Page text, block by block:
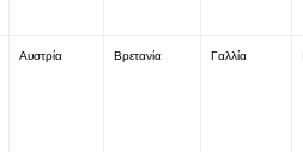
Αυστρία Βρετανία Γαλλία